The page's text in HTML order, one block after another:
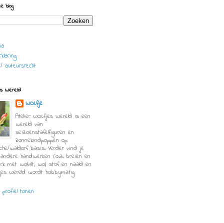
blog
auteursrecht
Wereld
WOLfje
Atelier WOLfjes Wereld is een
wereld van
seizoenstafelfiguren en
zonnekindpoppen op
waldorf basis. Verder vind je
handwerken (o.a. breien en
met wolvilt, wol, stof en naald en
Wereld wordt hobbymatig
profiel tonen